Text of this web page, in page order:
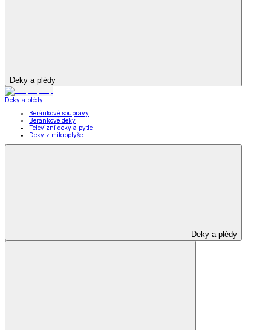
Deky a plédy
Deky a plédy
Beránkové soupravy
Beránkové deky
Televizní deky a pytle
Deky z mikroplyše
Deky a plédy